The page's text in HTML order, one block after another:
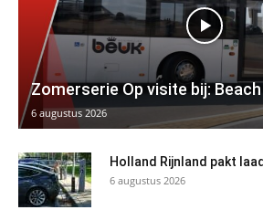
Zomerserie Op visite bij:
6 augustus 2026
Holland Rijnland pakt
6 augustus 2026